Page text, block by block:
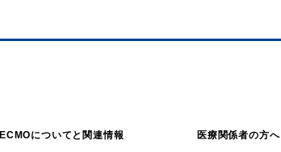
ECMOについてと関連情報 医療関係者の方へ